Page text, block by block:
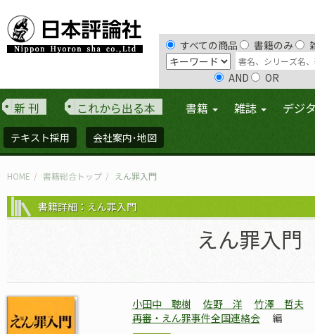
すべての商品 書籍のみ
AND OR
新 刊 これから出る本 書籍 雑誌 デジ
テキスト採用 会社案内･地図
HOME 書籍総合トップ えん罪入門
書籍詳細：えん罪入門
えん罪入門
小田中 聰樹 佐野 洋
竹澤 哲夫
再審・えん罪事件全国連絡会
編